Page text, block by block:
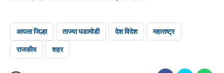
आपला जिल्हा ताज्या घडामोडी देश विदेश महाराष्ट्र
राजकीय शहर